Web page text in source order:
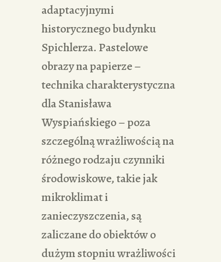
adaptacyjnymi
historycznego budynku
Spichlerza. Pastelowe
obrazy na papierze –
technika charakterystyczna
dla Stanisława
Wyspiańskiego – poza
szczególną wrażliwością na
różnego rodzaju czynniki
środowiskowe, takie jak
mikroklimat i
zanieczyszczenia, są
zaliczane do obiektów o
dużym stopniu wrażliwości